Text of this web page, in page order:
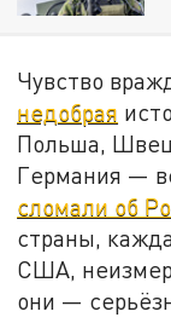
Чувство
недобрая
Польша,
Германия —
сломали об
страны,
США,
они —